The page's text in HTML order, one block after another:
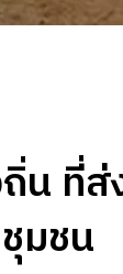
ที่ส่
ชุมชน